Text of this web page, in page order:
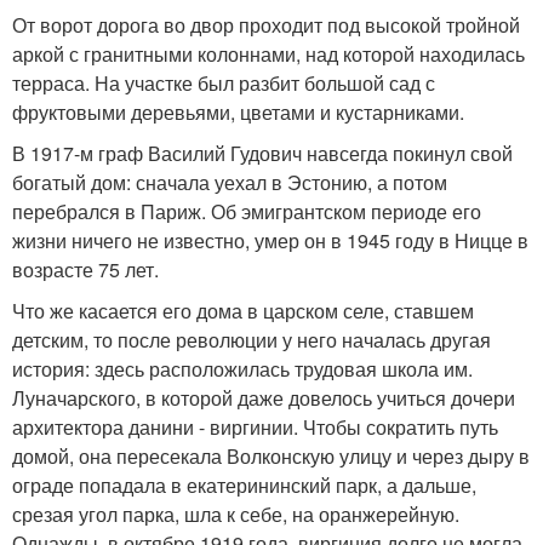
От ворот дорога во двор проходит под высокой тройной
аркой с гранитными колоннами, над которой находилась
терраса. На участке был разбит большой сад с
фруктовыми деревьями, цветами и кустарниками.
В 1917-м граф Василий Гудович навсегда покинул свой
богатый дом: сначала уехал в Эстонию, а потом
перебрался в Париж. Об эмигрантском периоде его
жизни ничего не известно, умер он в 1945 году в Ницце в
возрасте 75 лет.
Что же касается его дома в царском селе, ставшем
детским, то после революции у него началась другая
история: здесь расположилась трудовая школа им.
Луначарского, в которой даже довелось учиться дочери
архитектора данини - виргинии. Чтобы сократить путь
домой, она пересекала Волконскую улицу и через дыру в
ограде попадала в екатерининский парк, а дальше,
срезая угол парка, шла к себе, на оранжерейную.